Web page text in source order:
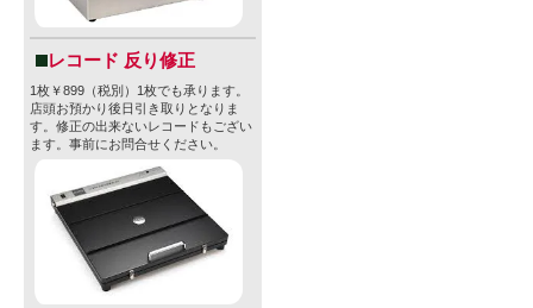
レコード 反り修正
1枚￥899（税別）1枚でも承ります。
店頭お預かり後日引き取りとなりま
す。修正の出来ないレコードもござい
ます。事前にお問合せください。